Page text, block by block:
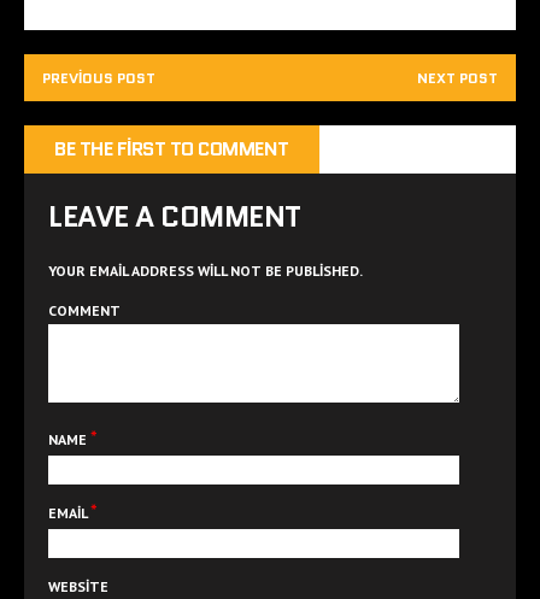
PREVIOUS POST NEXT POST
BE THE FIRST TO COMMENT
LEAVE A COMMENT
YOUR EMAIL ADDRESS WILL NOT BE PUBLISHED.
COMMENT
NAME *
EMAIL*
WEBSITE